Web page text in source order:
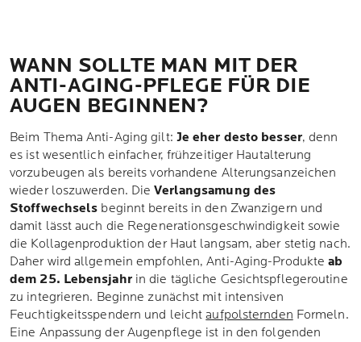
WANN SOLLTE MAN MIT DER
ANTI-AGING-PFLEGE FÜR DIE
AUGEN BEGINNEN?
Beim Thema Anti-Aging gilt: Je eher desto besser, denn
es ist wesentlich einfacher, frühzeitiger Hautalterung
vorzubeugen als bereits vorhandene Alterungsanzeichen
wieder loszuwerden. DieVerlangsamung des
Stoffwechsels beginnt bereits in den Zwanzigern und
damit lässt auch die Regenerationsgeschwindigkeit sowie
die Kollagenproduktion der Haut langsam, aber stetig nach.
Daher wird allgemein empfohlen, Anti-Aging-Produkteab
dem 25. Lebensjahrin die tägliche Gesichtspflegeroutine
zu integrieren. Beginne zunächst mit intensiven
Feuchtigkeitsspendern und leichtaufpolsternden Formeln.
Eine Anpassung der Augenpflege ist in den folgenden